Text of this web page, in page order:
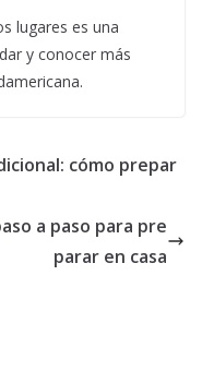
lugares es una
y conocer más
cómo prepar
a paso para pre
parar en casa